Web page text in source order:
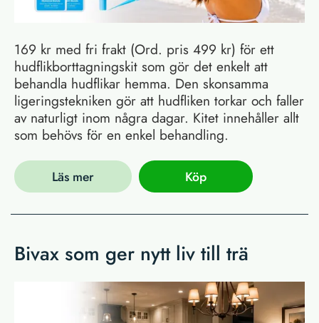
169 kr med fri frakt (Ord. pris 499 kr) för ett
hudflikborttagningskit som gör det enkelt att
behandla hudflikar hemma. Den skonsamma
ligeringstekniken gör att hudfliken torkar och faller
av naturligt inom några dagar. Kitet innehåller allt
som behövs för en enkel behandling.
Läs mer Köp
Bivax som ger nytt liv till trä